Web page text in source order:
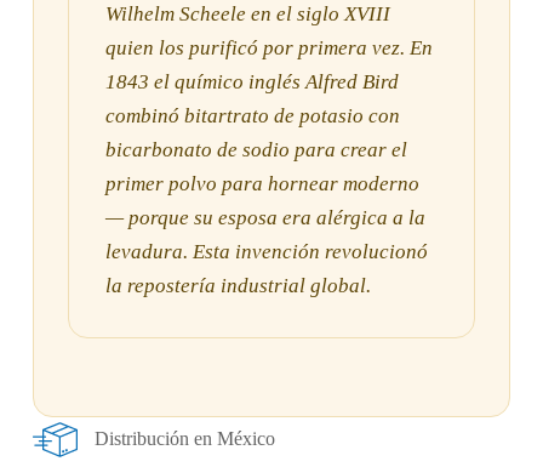
Wilhelm Scheele en el siglo XVIII
quien los purificó por primera vez. En
1843 el químico inglés Alfred Bird
combinó bitartrato de potasio con
bicarbonato de sodio para crear el
primer polvo para hornear moderno
— porque su esposa era alérgica a la
levadura. Esta invención revolucionó
la repostería industrial global.
Distribución en México